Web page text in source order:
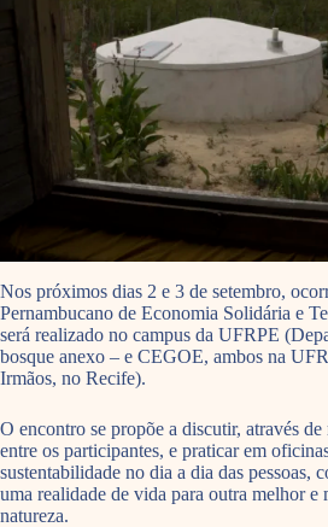
Nos próximos dias 2 e 3 de setembro,
Pernambucano de Economia Solidária e
será realizado no campus da UFRPE
bosque anexo – e CEGOE, ambos na
Irmãos, no Recife).
O encontro se propõe a discutir, através de
entre os participantes, e praticar em
sustentabilidade no dia a dia das pessoas,
uma realidade de vida para outra melhor e
natureza.